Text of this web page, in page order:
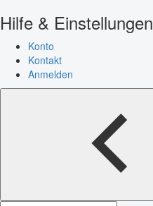
Hilfe & Einstellungen
Konto
Kontakt
Anmelden